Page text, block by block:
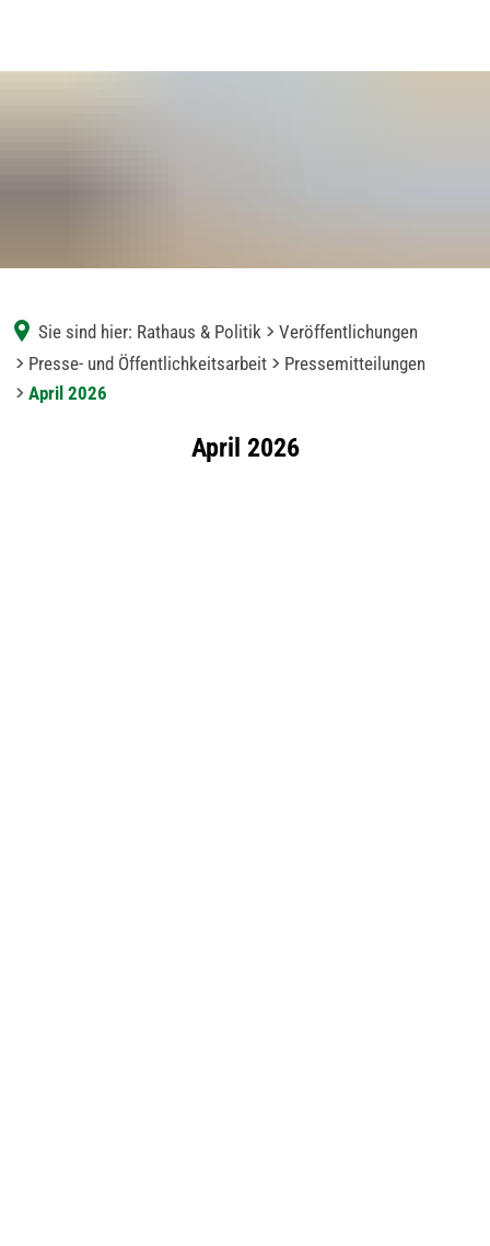
Sie sind hier: Rathaus & Politik
Veröffentlichungen
Presse- und Öffentlichkeitsarbeit
Pressemitteilungen
April 2026
April 2026